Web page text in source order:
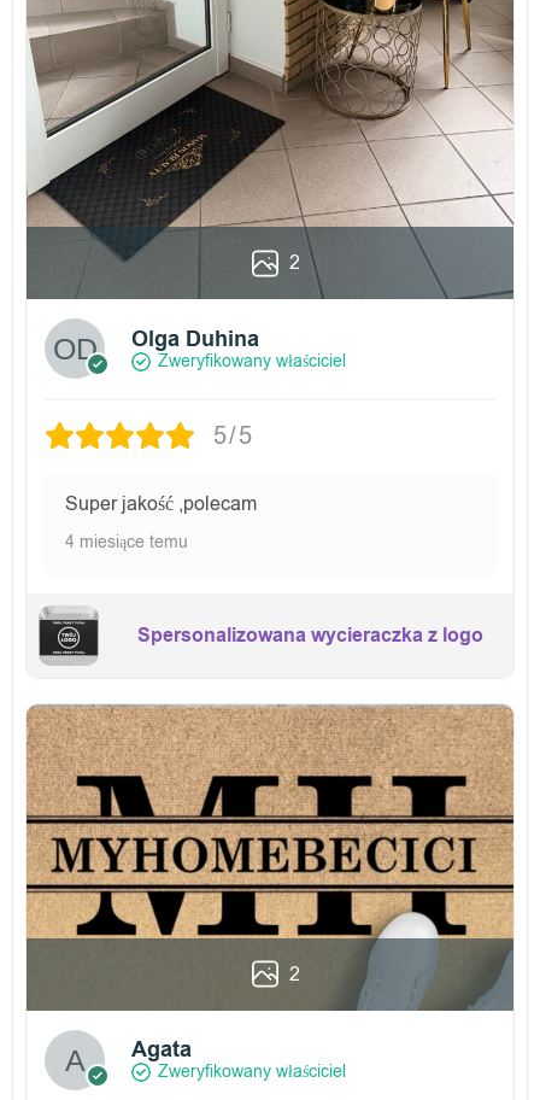
2
Olga Duhina
Zweryfikowany właściciel
5/5
Super jakość ,polecam
4 miesiące temu
Spersonalizowana wycieraczka z logo
2
Agata
Zweryfikowany właściciel